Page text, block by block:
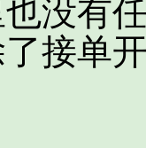
没有
接单